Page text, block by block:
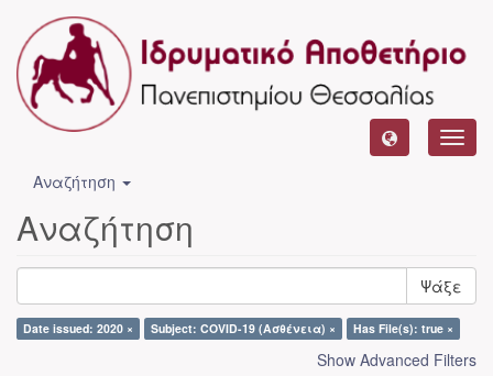
Αναζήτηση
Αναζήτηση
Ψάξε
Date issued: 2020 × Subject: COVID-19 (Ασθένεια) × Has File(s): true ×
Show Advanced Filters